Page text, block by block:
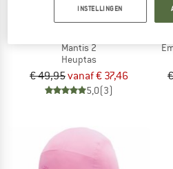
Mantis 2
Heuptas
€ 49,95vanaf € 37,46
5,0(3)
INSTELLINGEN